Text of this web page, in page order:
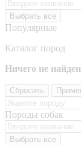
Выбрать все
Популярные
Каталог пород
Ничего не
Сбросить
Породы собак
Выбрать все